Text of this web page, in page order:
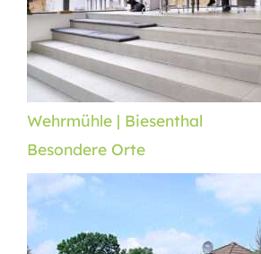
Wehrmühle | Biesenthal
Besondere Orte